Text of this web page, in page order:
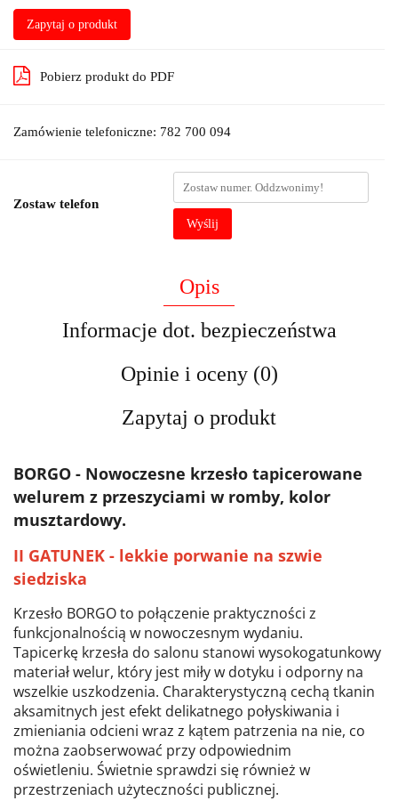
Zapytaj o produkt
Pobierz produkt do PDF
Zamówienie telefoniczne: 782 700 094
Zostaw telefon
Wyślij
Opis
Informacje dot. bezpieczeństwa
Opinie i oceny (0)
Zapytaj o produkt
BORGO - Nowoczesne krzesło tapicerowane
welurem z przeszyciami w romby, kolor
musztardowy.
II GATUNEK - lekkie porwanie na szwie
siedziska
Krzesło BORGOto połączenie praktyczności z
funkcjonalnością w nowoczesnym wydaniu.
Tapicerkę krzesła do salonu stanowi wysokogatunkowy
materiał welur, który jest miły w dotyku i odporny na
wszelkie uszkodzenia. Charakterystyczną cechą tkanin
aksamitnych jest efekt delikatnego połyskiwania i
zmieniania odcieni wraz z kątem patrzenia na nie, co
można zaobserwować przy odpowiednim
oświetleniu. Świetnie sprawdzi się również w
przestrzeniach użyteczności publicznej.